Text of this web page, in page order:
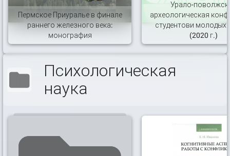
Пермское Приуралье в финале
раннего железного века:
монография
Урало-
археологическая
студентови молодых
(2020 г.)
Психологическая
наука